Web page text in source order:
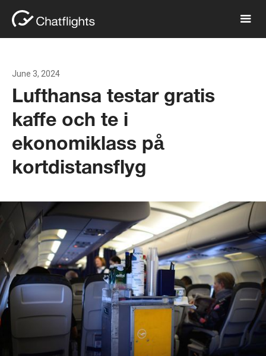
June 3, 2024
Lufthansa testar gratis
kaffe och te i
ekonomiklass på
kortdistansflyg